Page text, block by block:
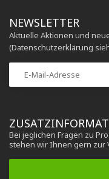
Bei jeglichen Fragen zu
stehen wir Ihnen gern zur
NEWSLETTER
Aktuelle Aktionen und
(Datenschutzerklärung